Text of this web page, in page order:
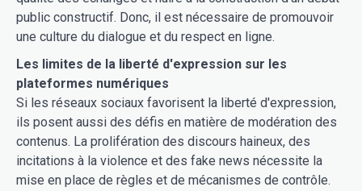
public constructif. Donc, il est nécessaire de promouvoir
une culture du dialogue et du respect en ligne.
Les limites de la liberté d'expression sur les
plateformes numériques
Si les réseaux sociaux favorisent la liberté d'expression,
ils posent aussi des défis en matière de modération des
contenus. La prolifération des discours haineux, des
incitations à la violence et des fake news nécessite la
mise en place de règles et de mécanismes de contrôle.